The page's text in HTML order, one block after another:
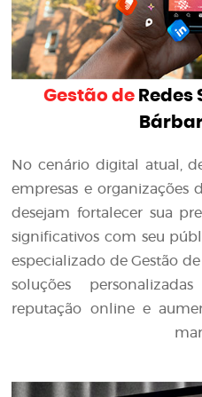
Gestão deRedes
No cenário digital atual,
empresas e organizações
desejam fortalecer sua
significativos com seu
especializado de Gestão
soluções
reputação online e